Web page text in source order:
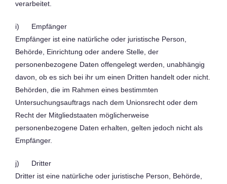
verarbeitet.
i) Empfänger
Empfänger ist eine natürliche oder juristische Person,
Behörde, Einrichtung oder andere Stelle, der
personenbezogene Daten offengelegt werden, unabhängig
davon, ob es sich bei ihr um einen Dritten handelt oder nicht.
Behörden, die im Rahmen eines bestimmten
Untersuchungsauftrags nach dem Unionsrecht oder dem
Recht der Mitgliedstaaten möglicherweise
personenbezogene Daten erhalten, gelten jedoch nicht als
Empfänger.
j) Dritter
Dritter ist eine natürliche oder juristische Person, Behörde,